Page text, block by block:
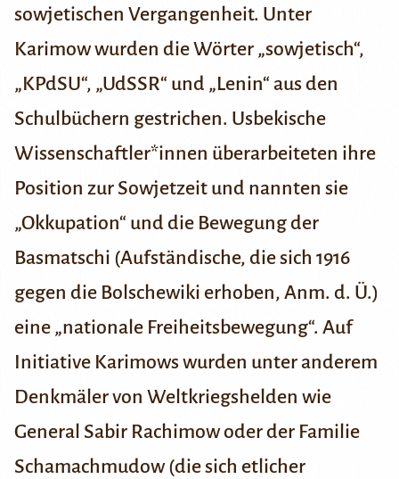
sowjetischen Vergangenheit. Unter
Karimow wurden die Wörter „sowjetisch“,
„KPdSU“, „UdSSR“ und „Lenin“ aus den
Schulbüchern gestrichen. Usbekische
Wissenschaftler*innen überarbeiteten ihre
Position zur Sowjetzeit und nannten sie
„Okkupation“ und die Bewegung der
Basmatschi (Aufständische, die sich 1916
gegen die Bolschewiki erhoben, Anm. d. Ü.)
eine „nationale Freiheitsbewegung“. Auf
Initiative Karimows wurden unter anderem
Denkmäler von Weltkriegshelden wie
General Sabir Rachimow oder der Familie
Schamachmudow (die sich etlicher